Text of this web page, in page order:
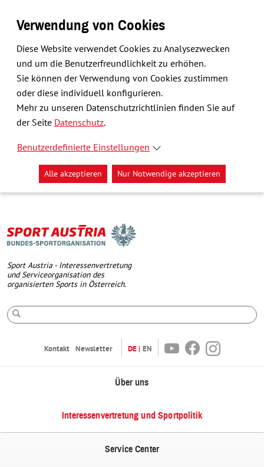
Verwendung von Cookies
Diese Website verwendet Cookies zu Analysezwecken
und um die Benutzerfreundlichkeit zu erhöhen.
Sie können der Verwendung von Cookies zustimmen
oder diese individuell konfigurieren.
Mehr zu unseren Datenschutzrichtlinien finden Sie auf
der Seite Datenschutz.
Benutzerdefinierte Einstellungen
Alle akzeptieren Nur Notwendige akzeptieren
Sport Austria - Interessenvertretung
und Serviceorganisation des
organisierten Sports in Österreich.
Kontakt Newsletter DE EN YoutubeFacebookInstagram
Über uns
Interessenvertretung und Sportpolitik
Service Center